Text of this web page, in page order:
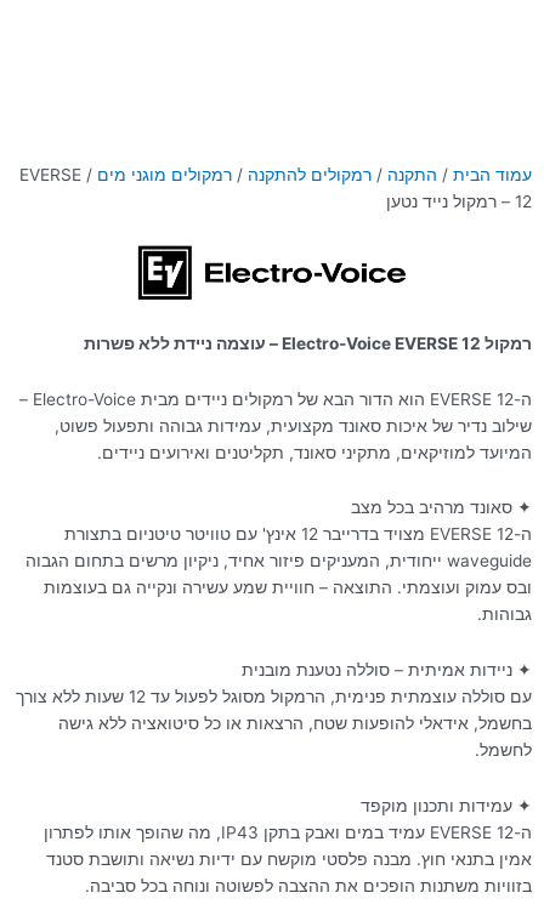
עמוד הבית / התקנה / רמקולים להתקנה / רמקולים מוגני מים
/ EVERSE
12 – רמקול נייד נטען
רמקול Electro-Voice EVERSE 12 – עוצמה ניידת ללא פשרות
ה-EVERSE 12 הוא הדור הבא של רמקולים ניידים מבית Electro-Voice –
שילוב נדיר של איכות סאונד מקצועית, עמידות גבוהה ותפעול פשוט,
המיועד למוזיקאים, מתקיני סאונד, תקליטנים ואירועים ניידים.
✦ סאונד מרהיב בכל מצב
ה-EVERSE 12 מצויד בדרייבר 12 אינץ' עם טוויטר טיטניום בתצורת
waveguide ייחודית, המעניקים פיזור אחיד, ניקיון מרשים בתחום הגבוה
ובס עמוק ועוצמתי. התוצאה – חוויית שמע עשירה ונקייה גם בעוצמות
גבוהות.
✦ ניידות אמיתית – סוללה נטענת מובנית
עם סוללה עוצמתית פנימית, הרמקול מסוגל לפעול עד 12 שעות ללא צורך
בחשמל, אידאלי להופעות שטח, הרצאות או כל סיטואציה ללא גישה
לחשמל.
✦ עמידות ותכנון מוקפד
ה-EVERSE 12 עמיד במים ואבק בתקן IP43, מה שהופך אותו לפתרון
אמין בתנאי חוץ. מבנה פלסטי מוקשח עם ידיות נשיאה ותושבת סטנד
בזוויות משתנות הופכים את ההצבה לפשוטה ונוחה בכל סביבה.